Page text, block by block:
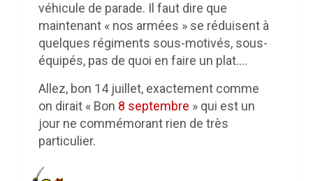
véhicule de parade. Il faut dire que
maintenant « nos armées » se réduisent à
quelques régiments sous-motivés, sous-
équipés, pas de quoi en faire un plat….
Allez, bon 14 juillet, exactement comme
on dirait « Bon 8 septembre » qui est un
jour ne commémorant rien de très
particulier.